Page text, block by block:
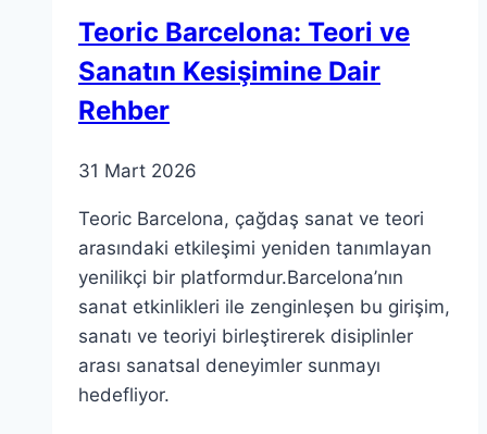
Teoric Barcelona: Teori ve
Sanatın Kesişimine Dair
Rehber
31 Mart 2026
Teoric Barcelona, çağdaş sanat ve teori
arasındaki etkileşimi yeniden tanımlayan
yenilikçi bir platformdur.Barcelona’nın
sanat etkinlikleri ile zenginleşen bu girişim,
sanatı ve teoriyi birleştirerek disiplinler
arası sanatsal deneyimler sunmayı
hedefliyor.